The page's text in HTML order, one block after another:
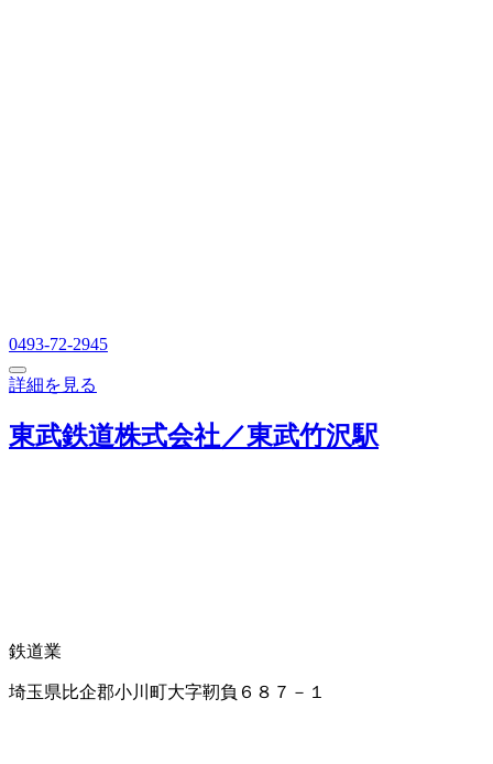
0493-72-2945
詳細を見る
東武鉄道株式会社／東武竹沢駅
鉄道業
埼玉県比企郡小川町大字靭負６８７－１